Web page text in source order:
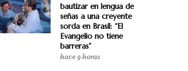
bautizar en lengua de
señas a una creyente
sorda en Brasil: “El
Evangelio no tiene
barreras”
hace 9 horas